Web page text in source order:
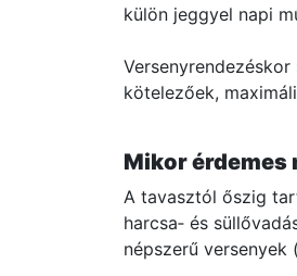
külön jeggyel napi
kötelezőek,
Mikor érdemes
A tavasztól őszig
harcsa‑ és
népszerű